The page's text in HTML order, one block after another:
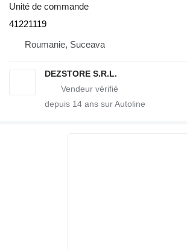
Unité de commande
41221119
Roumanie, Suceava
DEZSTORE S.R.L.
depuis 14 ans sur Autoline